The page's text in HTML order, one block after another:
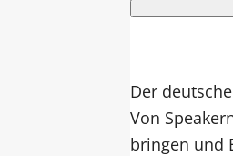
Der
Von
bringen und